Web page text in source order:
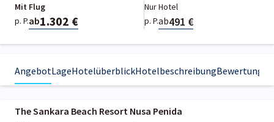
Mit Flug
p. P.ab1.302 €
Nur Hotel
p. P.ab491 €
AngebotLageHotelüberblickHotelbeschreibungBewertungen
The Sankara Beach Resort Nusa Penida